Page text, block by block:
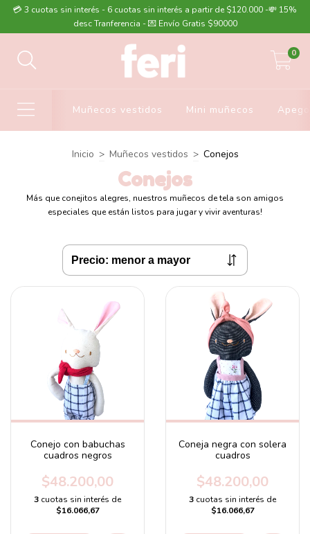
💳 3 cuotas sin interés - 6 cuotas sin interés a partir de $120.000 -💸 15%
desc Tranferencia - 💌 Envío Gratis $90000
0
Muñecos vestidos Mini muñecos
Inicio > Muñecos vestidos > Conejos
Conejos
Más que conejitos alegres, nuestros muñecos de tela son amigos
especiales que están listos para jugar y vivir aventuras!
Conejo con babuchas
cuadros negros
$48.200,00
3 cuotas sin interés de
$16.066,67
Coneja negra con solera
cuadros
$48.200,00
3 cuotas sin interés de
$16.066,67